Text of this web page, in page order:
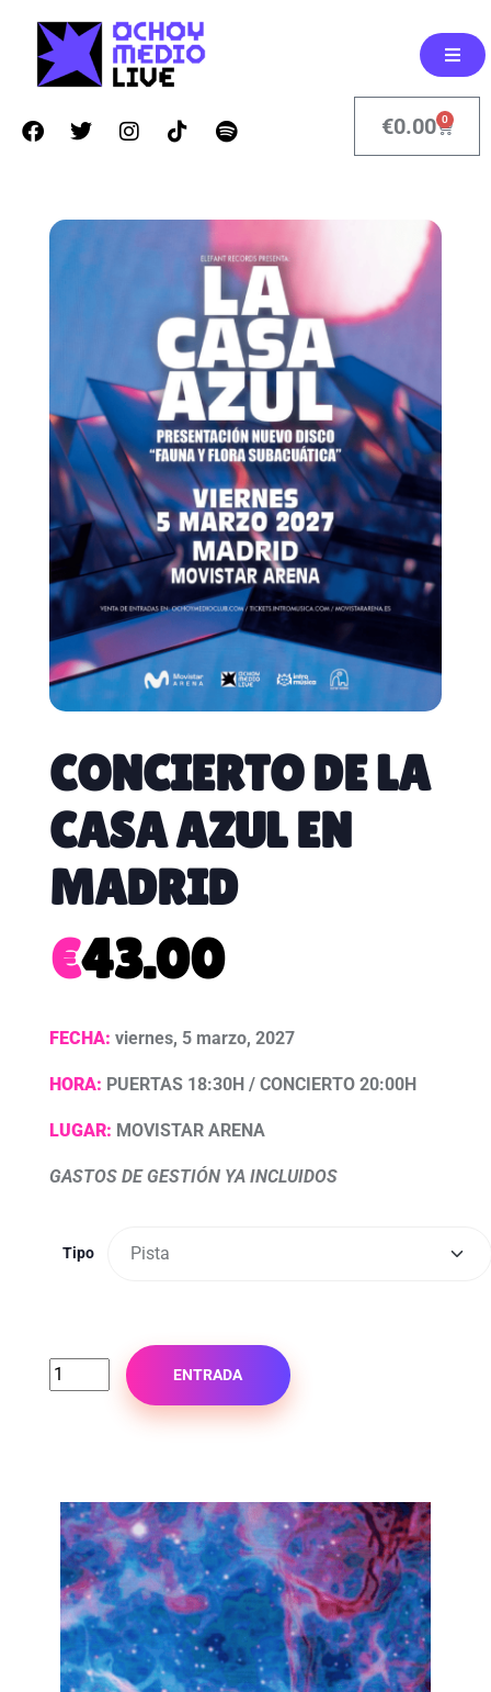
€0.00 0
CONCIERTO DE LA
CASA AZUL EN
MADRID
€43.00
FECHA: viernes, 5 marzo, 2027
HORA: PUERTAS 18:30H / CONCIERTO 20:00H
LUGAR: MOVISTAR ARENA
GASTOS DE GESTIÓN YA INCLUIDOS
Tipo
ENTRADA